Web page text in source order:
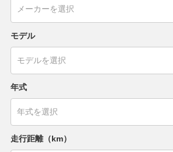
モデル
年式
走行距離（km）